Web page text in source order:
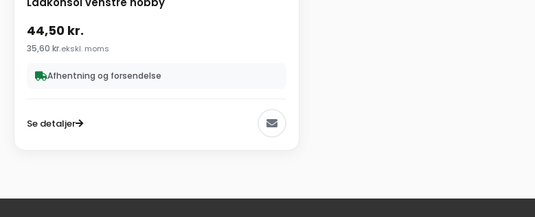
44,50 kr.
35,60 kr.ekskl. moms
Afhentning og forsendelse
Se detaljer